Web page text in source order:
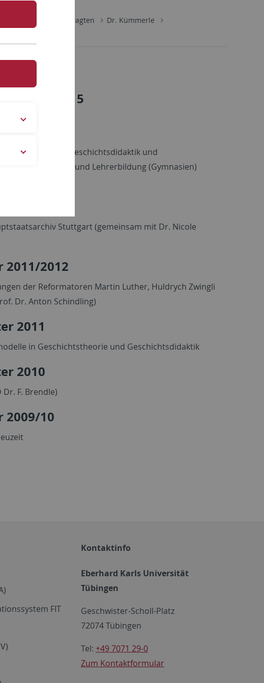
Archiv der Lehrbeauftragten
Dr. Kümmerle
2014/2015
in Geschichtsdidaktik und
für Didaktik und Lehrerbildung (Gymnasien)
Stuttgart (gemeinsam mit Dr. Nicole
2012
der Reformatoren Martin Luther, Huldrych Zwingli
Dr. Anton Schindling)
2011
in Geschichtstheorie und Geschichtsdidaktik
2010
F. Brendle)
10
FIT
Kontaktinfo
Eberhard Karls Universität
Tübingen
Geschwister-Scholl-Platz
72074 Tübingen
Tel: +49 7071 29-0
Zum Kontaktformular